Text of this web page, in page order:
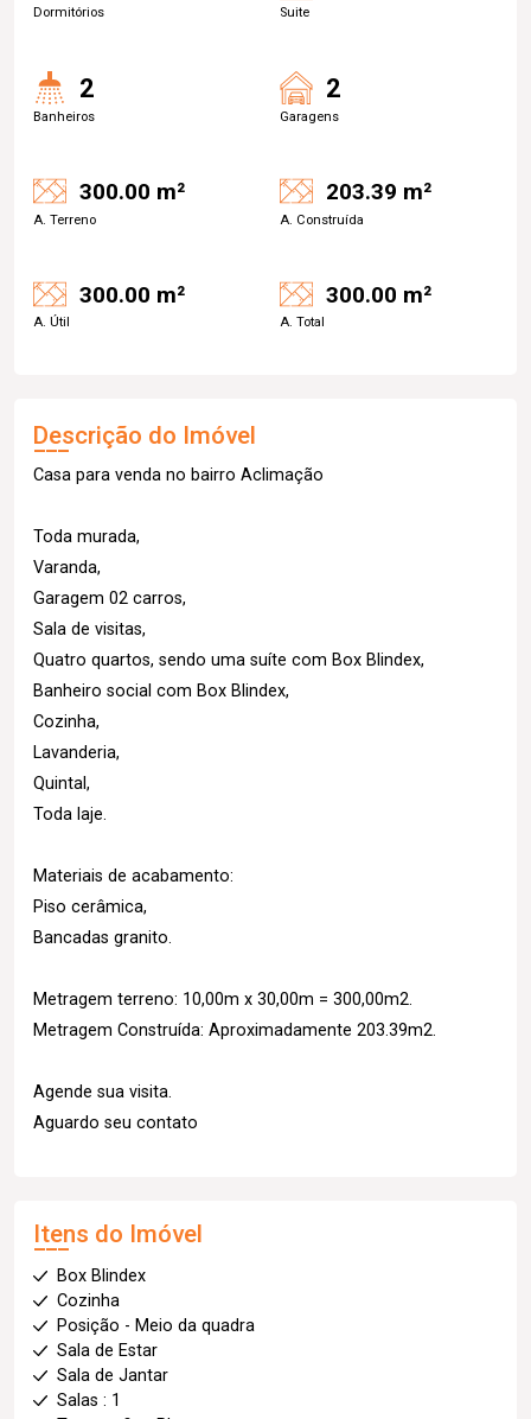
Dormitórios Suite
2
Banheiros
2
Garagens
300.00 m²
A. Terreno
203.39 m²
A. Construída
300.00 m²
A. Útil
300.00 m²
A. Total
Descrição do Imóvel
Casa para venda no bairro Aclimação
Toda murada,
Varanda,
Garagem 02 carros,
Sala de visitas,
Quatro quartos, sendo uma suíte com Box Blindex,
Banheiro social com Box Blindex,
Cozinha,
Lavanderia,
Quintal,
Toda laje.
Materiais de acabamento:
Piso cerâmica,
Bancadas granito.
Metragem terreno: 10,00m x 30,00m = 300,00m2.
Metragem Construída: Aproximadamente 203.39m2.
Agende sua visita.
Aguardo seu contato
Itens do Imóvel
Box Blindex
Cozinha
Posição - Meio da quadra
Sala de Estar
Sala de Jantar
Salas : 1